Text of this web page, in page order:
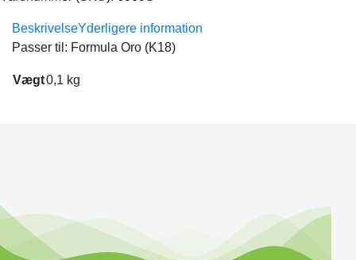
BeskrivelseYderligere information
Passer til: Formula Oro (K18)
Vægt0,1 kg